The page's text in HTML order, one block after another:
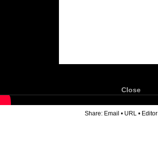
Close
Share: Email • URL • Editor